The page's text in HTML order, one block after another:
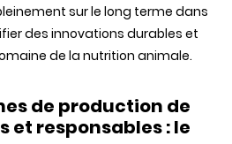
sur le long terme dans
des innovations durables et
de la nutrition animale.
de production de
et responsables : le